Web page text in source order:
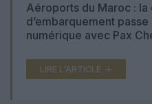
Aéroports du Maroc : la
d’embarquement passe
numérique avec Pax
LIRE L'ARTICLE